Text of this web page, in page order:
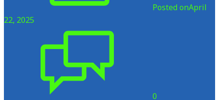
Posted onApril
22, 2025
0